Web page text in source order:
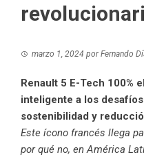
marzo 1, 2024 porFernando
Renault 5 E-Tech 100%
inteligente a los
sostenibilidad y
Este ícono francés llega
por qué no, en América